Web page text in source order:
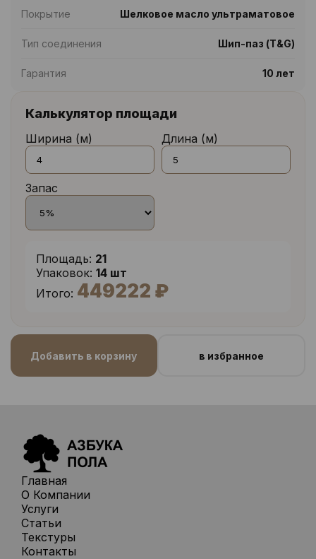
Покрытие Шелковое масло ультраматовое
Тип соединения Шип-паз (T&G)
Гарантия 10 лет
Калькулятор площади
Ширина (м) Длина (м)
Запас
Площадь: 21
Упаковок: 14 шт
Итого: 449222 ₽
Добавить в корзину в избранное
Главная
О Компании
Услуги
Статьи
Текстуры
Контакты